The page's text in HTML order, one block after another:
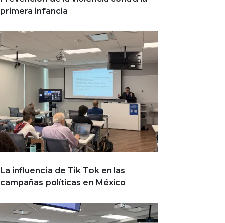
primera infancia
La influencia de Tik Tok en las
campañas políticas en México